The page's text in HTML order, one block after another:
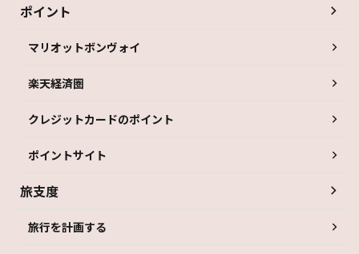
ポイント
マリオットボンヴォイ
楽天経済圏
クレジットカードのポイント
ポイントサイト
旅支度
旅行を計画する